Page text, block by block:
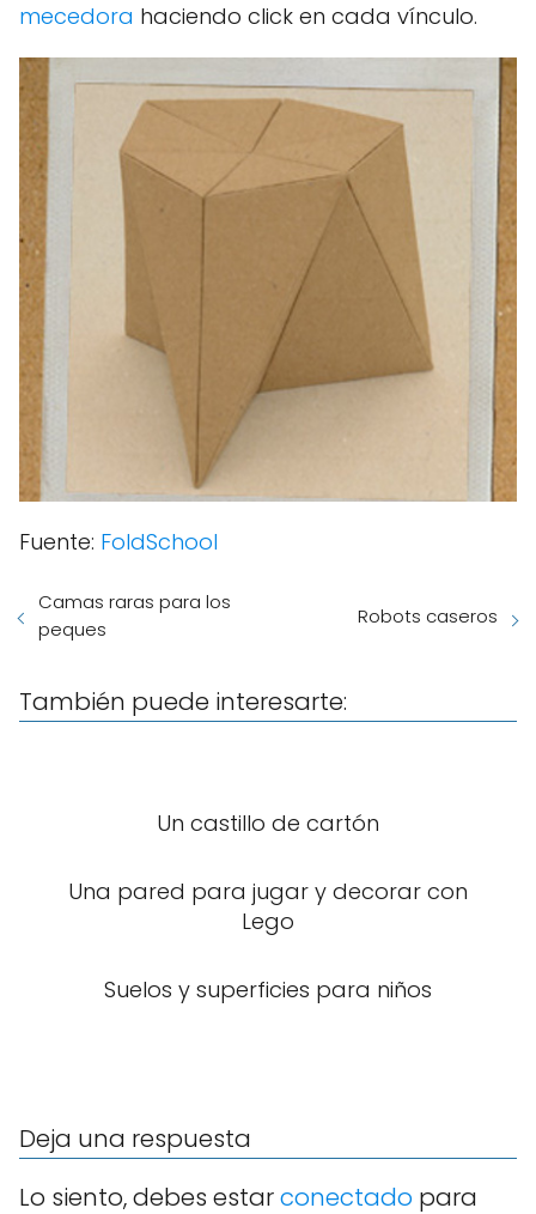
mecedora haciendo click en cada vínculo.
Fuente: FoldSchool
Camas raras para los
peques
Robots caseros
También puede interesarte:
Un castillo de cartón
Una pared para jugar y decorar con
Lego
Suelos y superficies para niños
Deja una respuesta
Lo siento, debes estarconectado para